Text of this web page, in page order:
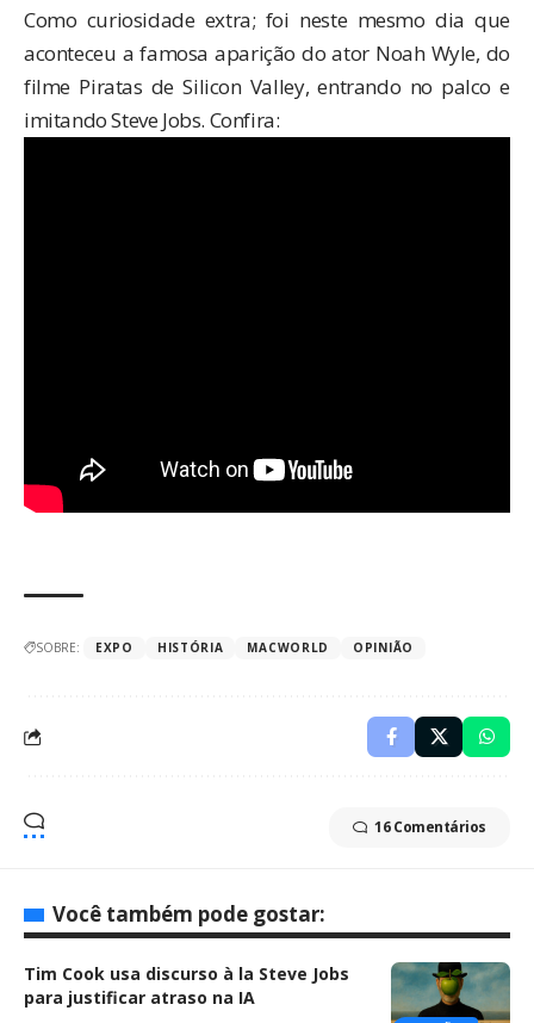
Como curiosidade extra; foi neste mesmo dia que
aconteceu a famosa aparição do ator Noah Wyle, do
filme Piratas de Silicon Valley, entrando no palco e
imitando Steve Jobs. Confira:
SOBRE: EXPO HISTÓRIA MACWORLD OPINIÃO
16 Comentários
Você também pode gostar:
Tim Cook usa discurso à la Steve Jobs
para justificar atraso na IA